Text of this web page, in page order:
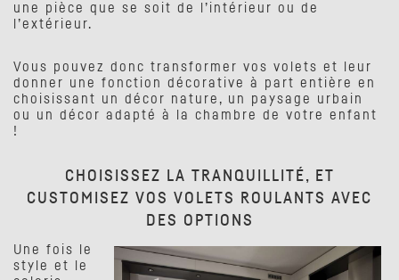
une pièce que se soit de l’intérieur ou de
l’extérieur.
Vous pouvez donc transformer vos volets et leur
donner une fonction décorative à part entière en
choisissant un décor nature, un paysage urbain
ou un décor adapté à la chambre de votre enfant
!
CHOISISSEZ LA TRANQUILLITÉ, ET
CUSTOMISEZ VOS VOLETS ROULANTS AVEC
DES OPTIONS
Une fois le
style et le